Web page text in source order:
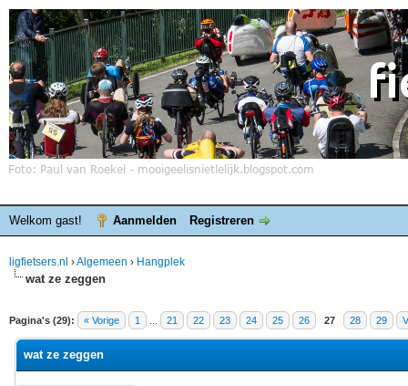
Welkom gast! Aanmelden Registreren
ligfietsers.nl ›Algemeen › Hangplek
wat ze zeggen
Pagina's (29): « Vorige 1 21 22 23 24 25 26 27 28 29
waardering is 0
wat ze zeggen